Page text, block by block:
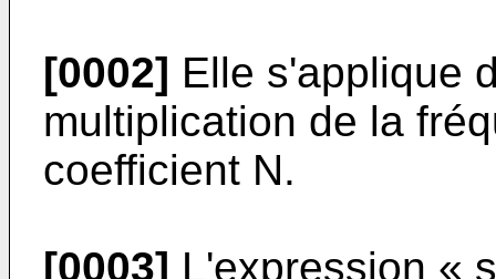
[0002] Elle s'applique
multiplication de la
coefficient N.
[0003] L'expression «